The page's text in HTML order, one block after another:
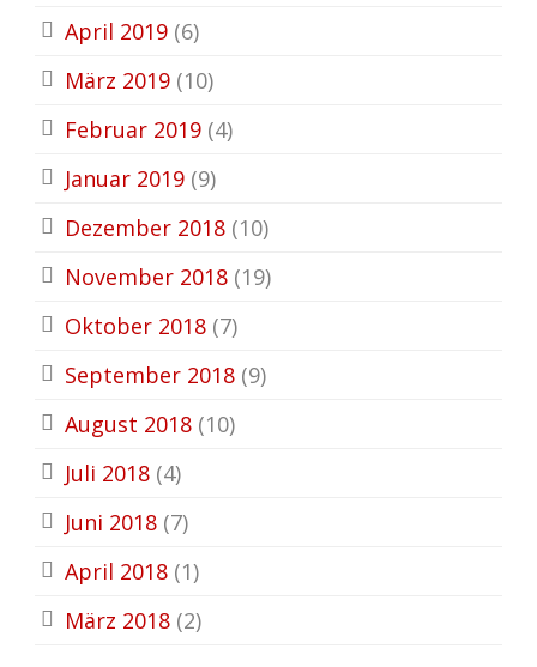
April 2019 (6)
März 2019 (10)
Februar 2019 (4)
Januar 2019 (9)
Dezember 2018 (10)
November 2018 (19)
Oktober 2018 (7)
September 2018 (9)
August 2018 (10)
Juli 2018 (4)
Juni 2018 (7)
April 2018 (1)
März 2018 (2)